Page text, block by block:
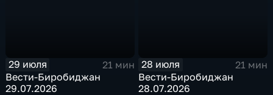
29 июля
21 мин
Вести-Биробиджан
29.07.2026
28 июля
21 мин
Вести-Биробиджан
28.07.2026